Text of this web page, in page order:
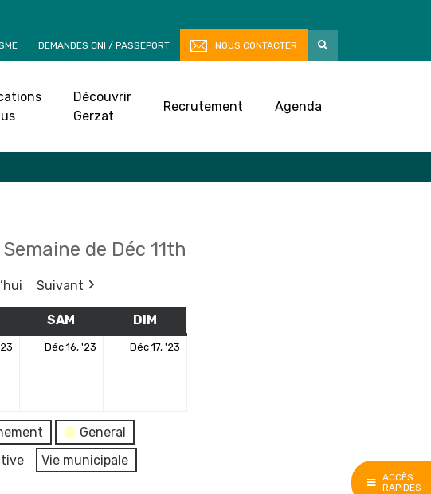
ACCÈS
RAPIDES
DEMANDES CNI / PASSEPORT NOUS CONTACTER
Découvrir
Gerzat
Recrutement Agenda
Semaine de Déc 11th
Suivant
SAM DIM
Déc 16, '23 Déc 17, '23
General
Vie municipale